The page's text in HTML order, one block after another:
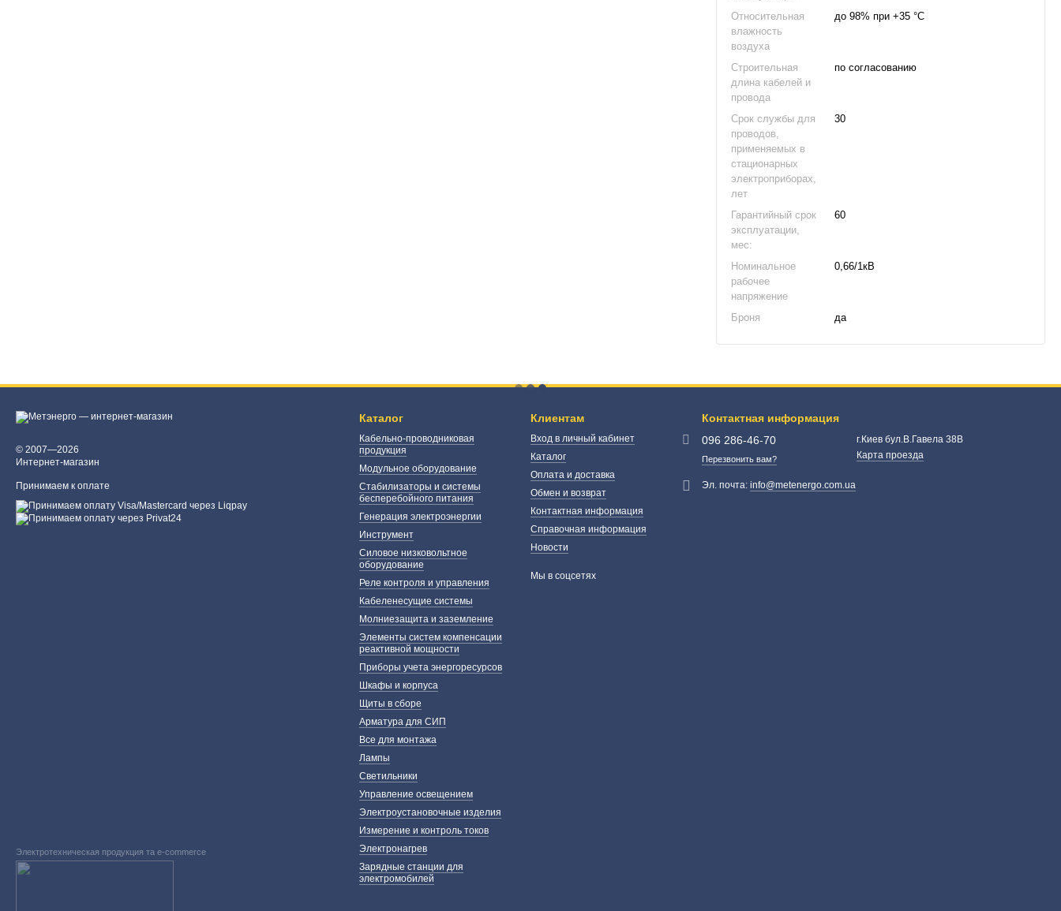
Относительная
влажность
воздуха
до 98% при +35 °С
Строительная
длина кабелей и
провода
по согласованию
Срок службы для
проводов,
применяемых в
стационарных
электроприборах,
лет
30
Гарантийный срок
эксплуатации,
мес:
60
Номинальное
рабочее
напряжение
0,66/1кВ
Броня да
© 2007—2026
Интернет-магазин
Принимаем к оплате
Каталог
Кабельно-проводниковая
продукция
Модульное оборудование
Стабилизаторы и системы
бесперебойного питания
Генерация электроэнергии
Инструмент
Силовое низковольтное
оборудование
Реле контроля и управления
Кабеленесущие системы
Молниезащита и заземление
Элементы систем компенсации
реактивной мощности
Приборы учета энергоресурсов
Шкафы и корпуса
Щиты в сборе
Арматура для СИП
Все для монтажа
Лампы
Светильники
Управление освещением
Электроустановочные изделия
Измерение и контроль токов
Электронагрев
Зарядные станции для
электромобилей
Клиентам
Вход в личный кабинет
Каталог
Оплата и доставка
Обмен и возврат
Контактная информация
Справочная информация
Новости
Мы в соцсетях
Контактная информация
096 286-46-70
Перезвонить вам?
г.Киев бул.В.Гавела 38В
Карта проезда
Эл. почта:info@metenergo.com.ua
Электротехническая продукция та e-commerce